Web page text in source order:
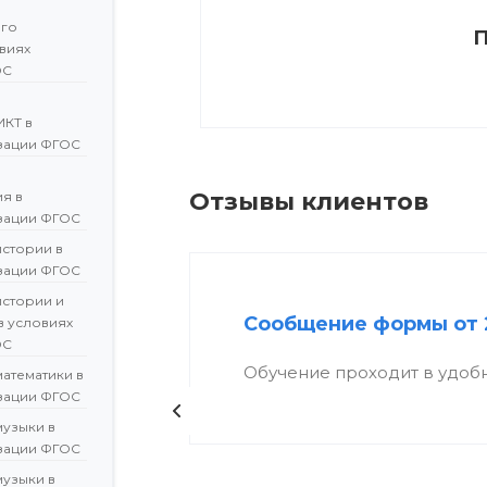
в
ФГОС
в
ФГОС
в
ФГОС
и
условиях
в
ФГОС
в
ФГОС
в
Отзывы клиентов
Сообщение формы от
Обучение проходит в